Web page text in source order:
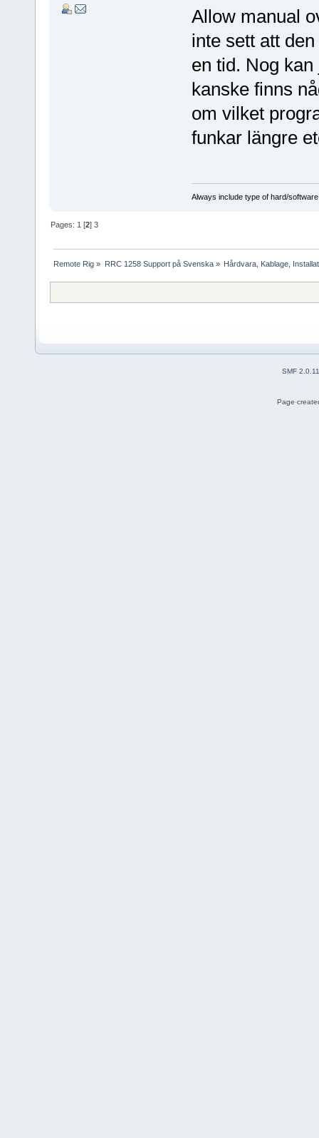
Allow manual
inte sett att
en tid. Nog
kanske finns
om vilket
funkar längre
Always include type of hard/
Pages: 1 [2]3
Remote Rig » RRC 1258 Support på Svenska» Hårdvara, Kablage,
SMF 2.0.11
Page